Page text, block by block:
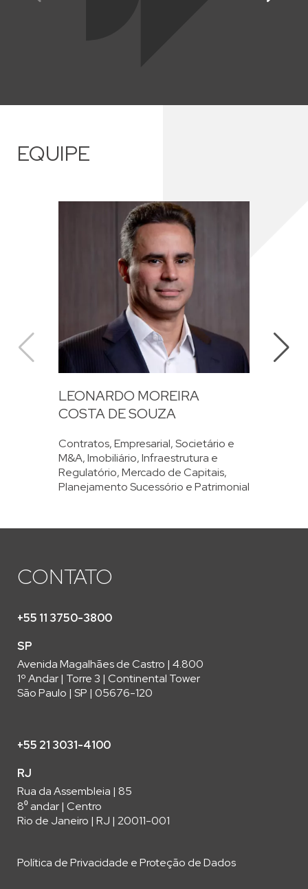
EQUIPE
LEONARDO MOREIRA
COSTA DE SOUZA
Contratos,Empresarial, Societário e
M&A,Imobiliário,Infraestrutura e
Regulatório,Mercado de Capitais,
Planejamento Sucessório e Patrimonial
CONTATO
+55 11 3750-3800
SP
Avenida Magalhães de Castro | 4.800
1º Andar | Torre 3 | Continental Tower
São Paulo | SP | 05676-120
+55 21 3031-4100
RJ
Rua da Assembleia | 85
8⁰ andar | Centro
Rio de Janeiro | RJ | 20011-001
Política de Privacidade e Proteção de Dados